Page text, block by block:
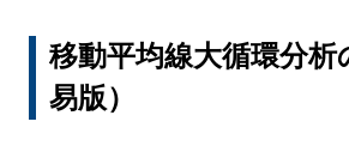
移動平均線大循環分析
易版）